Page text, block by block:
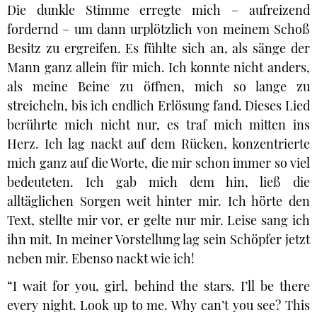
Die dunkle Stimme erregte mich – aufreizend
fordernd – um dann urplötzlich von meinem Schoß
Besitz zu ergreifen. Es fühlte sich an, als sänge der
Mann ganz allein für mich. Ich konnte nicht anders,
als meine Beine zu öffnen, mich so lange zu
streicheln, bis ich endlich Erlösung fand. Dieses Lied
berührte mich nicht nur, es traf mich mitten ins
Herz. Ich lag nackt auf dem Rücken, konzentrierte
mich ganz auf die Worte, die mir schon immer so viel
bedeuteten. Ich gab mich dem hin, ließ die
alltäglichen Sorgen weit hinter mir. Ich hörte den
Text, stellte mir vor, er gelte nur mir. Leise sang ich
ihn mit. In meiner Vorstellung lag sein Schöpfer jetzt
neben mir. Ebenso nackt wie ich!
“I wait for you, girl, behind the stars. I’ll be there
every night. Look up to me. Why can’t you see? This